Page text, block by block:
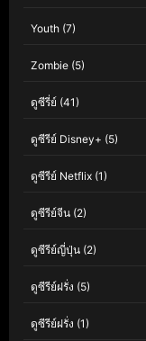
Youth (7)
Zombie (5)
ดูซีรี่ย์ (41)
ดูซีรีย์ Disney+ (5)
ดูซีรีย์ Netflix (1)
ดูซีรีย์จีน (2)
ดูซีรีย์ญี่ปุ่น (2)
ดูซีรีย์ฝรั่ง (5)
ดูซีรีย์ฝรั่ง (1)